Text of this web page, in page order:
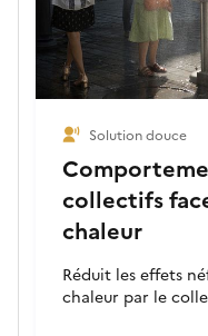
Solution douce
collectifs
chaleur
Réduit les effets
chaleur par le